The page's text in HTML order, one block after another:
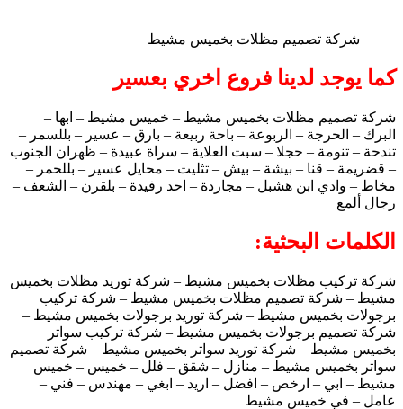
شركة تصميم مظلات بخميس مشيط
كما يوجد لدينا فروع اخري بعسير
شركة تصميم مظلات بخميس مشيط – خميس مشيط – ابها –
البرك – الحرجة – الربوعة – باحة ربيعة – بارق – عسير – بللسمر –
تندحة – تنومة – حجلا – سبت العلاية – سراة عبيدة – ظهران الجنوب
– قضريمة – قنا – بيشة – بيش – تثليت – محايل عسير – بللحمر –
مخاط – وادي ابن هشبل – مجاردة – احد رفيدة – بلقرن – الشعف –
رجال ألمع
الكلمات البحثية:
شركة تركيب مظلات بخميس مشيط – شركة توريد مظلات بخميس
مشيط – شركة تصميم مظلات بخميس مشيط – شركة تركيب
برجولات بخميس مشيط – شركة توريد برجولات بخميس مشيط –
شركة تصميم برجولات بخميس مشيط – شركة تركيب سواتر
بخميس مشيط – شركة توريد سواتر بخميس مشيط – شركة تصميم
سواتر بخميس مشيط – منازل – شقق – فلل – خميس – خميس
مشيط – ابي – ارخص – افضل – اريد – ابغي – مهندس – فني –
عامل – في خميس مشيط